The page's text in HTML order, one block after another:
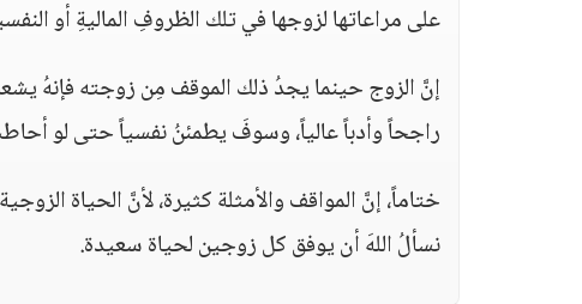
على مراعاتها لزوجها في تلك الظروفِ الماليةِ أو
إنَّ الزوج حينما يجدُ ذلك الموقف مِن زوجته فإنهُ يشعر
راجحاً وأدباً عالياً، وسوفَ يطمئنُ نفسياً حتى لو
ختاماً، إنَّ المواقف والأمثلة كثيرة، لأنَّ الحياة
نسألُ اللهَ أن يوفق كل زوجين لحياة سعيدة.